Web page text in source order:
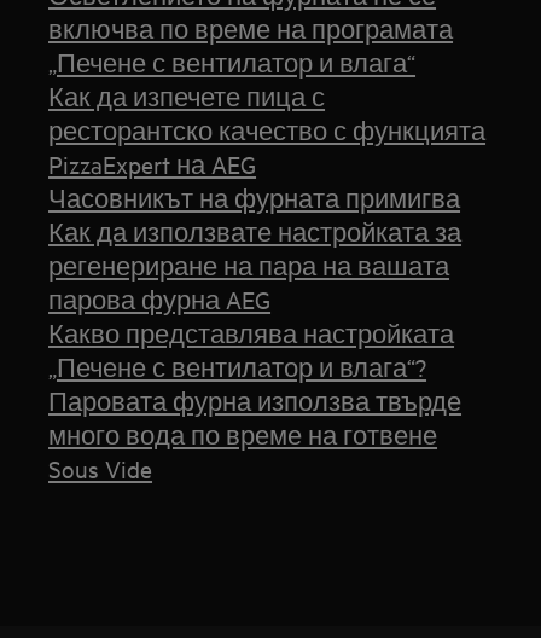
включва по време на програмата
„Печене с вентилатор и влага“
Как да изпечете пица с
ресторантско качество с функцията
PizzaExpert на AEG
Часовникът на фурната примигва
Как да използвате настройката за
регенериране на пара на вашата
парова фурна AEG
Какво представлява настройката
„Печене с вентилатор и влага“?
Паровата фурна използва твърде
много вода по време на готвене
Sous Vide